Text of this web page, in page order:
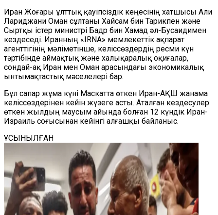
Иран Жоғары ұлттық қауіпсіздік кеңесінің хатшысы Али
Лариджани Оман сұлтаны Хайсам бин Тарикпен және
Сыртқы істер министрі Бадр бин Хамад әл-Бусаидимен
кездеседі. Иранның «IRNA» мемлекеттік ақпарат
агенттігінің мәліметінше, келіссөздердің ресми күн
тәртібінде аймақтық және халықаралық оқиғалар,
сондай-ақ Иран мен Оман арасындағы экономикалық
ынтымақтастық мәселелері бар.
Бұл сапар жұма күні Маскатта өткен Иран-АҚШ жанама
келіссөздерінен кейін жүзеге асты. Аталған кездесулер
өткен жылдың маусым айында болған 12 күндік Иран-
Израиль соғысынан кейінгі алғашқы байланыс.
ҰСЫНЫЛҒАН